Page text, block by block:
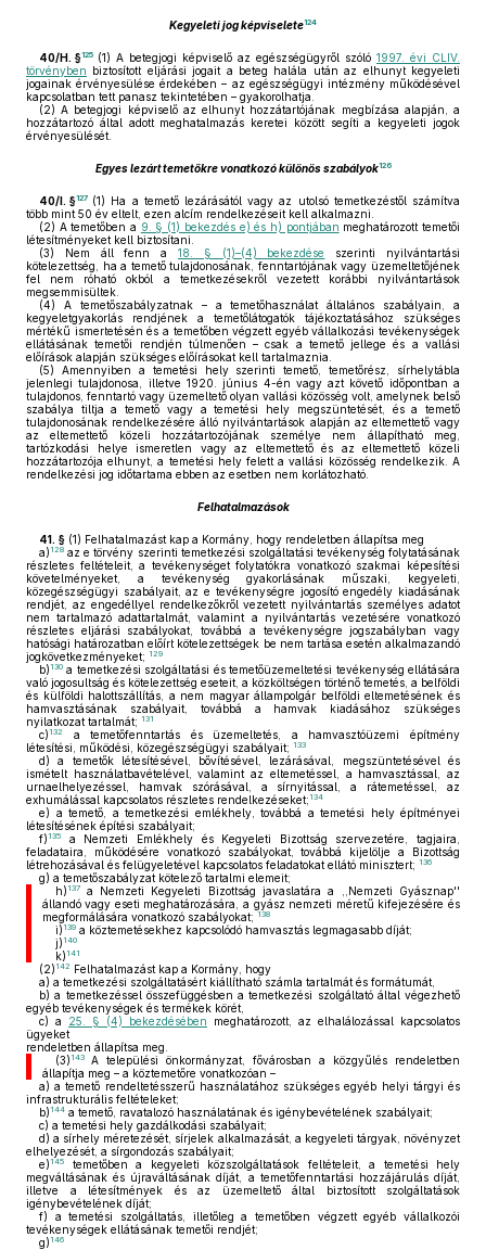
Kegyeleti jog képviselete124
40/H. §125 (1) A betegjogi képviselő az egészségügyről szóló 1997. évi CLIV.
törvényben biztosított eljárási jogait a beteg halála után az elhunyt kegyeleti
jogainak érvényesülése érdekében – az egészségügyi intézmény működésével
kapcsolatban tett panasz tekintetében – gyakorolhatja.
(2) A betegjogi képviselő az elhunyt hozzátartójának megbízása alapján, a
hozzátartozó által adott meghatalmazás keretei között segíti a kegyeleti jogok
érvényesülését.
Egyes lezárt temetőkre vonatkozó különös szabályok126
40/I. §127 (1) Ha a temető lezárásától vagy az utolsó temetkezéstől számítva
több mint 50 év eltelt, ezen alcím rendelkezéseit kell alkalmazni.
(2) A temetőben a 9. § (1) bekezdés e) és h) pontjában meghatározott temetői
létesítményeket kell biztosítani.
(3) Nem áll fenn a 18. § (1)–(4) bekezdése
szerinti nyilvántartási
kötelezettség, ha a temető tulajdonosának, fenntartójának vagy üzemeltetőjének
fel nem róható okból a temetkezésekről vezetett korábbi nyilvántartások
megsemmisültek.
(4) A temetőszabályzatnak – a temetőhasználat általános szabályain, a
kegyeletgyakorlás rendjének a temetőlátogatók tájékoztatásához szükséges
mértékű ismertetésén és a temetőben végzett egyéb vállalkozási tevékenységek
ellátásának temetői rendjén túlmenően – csak a temető jellege és a vallási
előírások alapján szükséges előírásokat kell tartalmaznia.
(5) Amennyiben a temetési hely szerinti temető, temetőrész, sírhelytábla
jelenlegi tulajdonosa, illetve 1920. június 4-én vagy azt követő időpontban a
tulajdonos, fenntartó vagy üzemeltető olyan vallási közösség volt, amelynek belső
szabálya tiltja a temető vagy a temetési hely megszüntetését, és a temető
tulajdonosának rendelkezésére álló nyilvántartások alapján az eltemettető vagy
az eltemettető közeli hozzátartozójának személye nem állapítható meg,
tartózkodási helye ismeretlen vagy az eltemettető és az eltemettető közeli
hozzátartozója elhunyt, a temetési hely felett a vallási közösség rendelkezik. A
rendelkezési jog időtartama ebben az esetben nem korlátozható.
Felhatalmazások
41. § (1) Felhatalmazást kap a Kormány, hogy rendeletben állapítsa meg
a) 128 az e törvény szerinti temetkezési szolgáltatási tevékenység folytatásának
részletes feltételeit, a tevékenységet folytatókra vonatkozó szakmai képesítési
követelményeket, a tevékenység gyakorlásának műszaki, kegyeleti,
közegészségügyi szabályait, az e tevékenységre jogosító engedély kiadásának
rendjét, az engedéllyel rendelkezőkről vezetett nyilvántartás személyes adatot
nem tartalmazó adattartalmát, valamint a nyilvántartás vezetésére vonatkozó
részletes eljárási szabályokat, továbbá a tevékenységre jogszabályban vagy
hatósági határozatban előírt kötelezettségek be nem tartása esetén alkalmazandó
jogkövetkezményeket; 129
b) 130 a temetkezési szolgáltatási és temetőüzemeltetési tevékenység ellátására
való jogosultság és kötelezettség eseteit, a közköltségen történő temetés, a belföldi
és külföldi halottszállítás, a nem magyar állampolgár belföldi eltemetésének és
hamvasztásának szabályait, továbbá a hamvak kiadásához szükséges
nyilatkozat tartalmát; 131
c) 132
a temetőfenntartás és üzemeltetés, a hamvasztóüzemi építmény
létesítési, működési, közegészségügyi szabályait; 133
d) a temetők létesítésével, bővítésével, lezárásával, megszüntetésével és
ismételt használatbavételével, valamint az eltemetéssel, a hamvasztással, az
urnaelhelyezéssel, hamvak szórásával, a sírnyitással, a rátemetéssel, az
exhumálással kapcsolatos részletes rendelkezéseket; 134
e) a temető, a temetkezési emlékhely, továbbá a temetési hely építményei
létesítésének építési szabályait;
f) 135
a Nemzeti Emlékhely és Kegyeleti Bizottság szervezetére, tagjaira,
feladataira, működésére vonatkozó szabályokat, továbbá kijelölje a Bizottság
létrehozásával és felügyeletével kapcsolatos feladatokat ellátó minisztert; 136
g) a temetőszabályzat kötelező tartalmi elemeit;
h) 137a Nemzeti Kegyeleti Bizottság javaslatára a ,,Nemzeti Gyásznap''
állandó vagy eseti meghatározására, a gyász nemzeti méretű kifejezésére és
megformálására vonatkozó szabályokat; 138
i) 139a köztemetésekhez kapcsolódó hamvasztás legmagasabb díját;
j) 140
k) 141
(2) 142 Felhatalmazást kap a Kormány, hogy
a) a temetkezési szolgáltatásért kiállítható számla tartalmát és formátumát,
b) a temetkezéssel összefüggésben a temetkezési szolgáltató által végezhető
egyéb tevékenységek és termékek körét,
c) a 25. § (4) bekezdésében meghatározott, az elhalálozással kapcsolatos
ügyeket
rendeletben állapítsa meg.
(3) 143A települési önkormányzat, fővárosban a közgyűlés rendeletben
állapítja meg – a köztemetőre vonatkozóan –
a) a temető rendeltetésszerű használatához szükséges egyéb helyi tárgyi és
infrastrukturális feltételeket;
b) 144 a temető, ravatalozó használatának és igénybevételének szabályait;
c) a temetési hely gazdálkodási szabályait;
d) a sírhely méretezését, sírjelek alkalmazását, a kegyeleti tárgyak, növényzet
elhelyezését, a sírgondozás szabályait;
e) 145
temetőben a kegyeleti közszolgáltatások feltételeit, a temetési hely
megváltásának és újraváltásának díját, a temetőfenntartási hozzájárulás díját,
illetve a létesítmények és az üzemeltető által biztosított szolgáltatások
igénybevételének díját;
f) a temetési szolgáltatás, illetőleg a temetőben végzett egyéb vállalkozói
tevékenységek ellátásának temetői rendjét;
g) 146